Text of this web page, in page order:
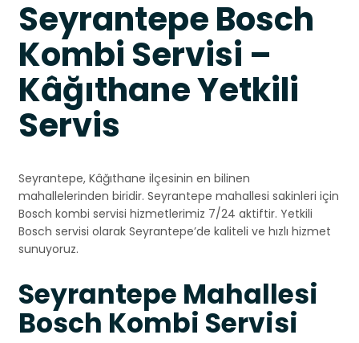
Seyrantepe Bosch
Kombi Servisi –
Kâğıthane Yetkili
Servis
Seyrantepe, Kâğıthane ilçesinin en bilinen
mahallelerinden biridir. Seyrantepe mahallesi sakinleri için
Bosch kombi servisi hizmetlerimiz 7/24 aktiftir. Yetkili
Bosch servisi olarak Seyrantepe’de kaliteli ve hızlı hizmet
sunuyoruz.
Seyrantepe Mahallesi
Bosch Kombi Servisi